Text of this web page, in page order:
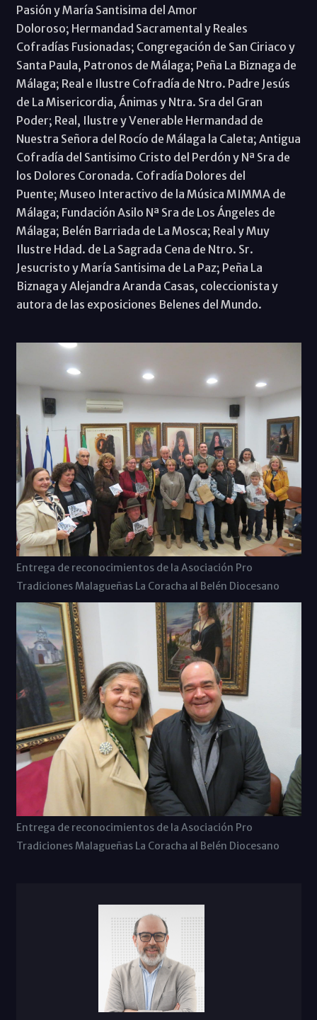
Pasión y María Santisima del Amor
Doloroso; Hermandad Sacramental y Reales
Cofradías Fusionadas; Congregación de San Ciriaco y
Santa Paula, Patronos de Málaga; Peña La Biznaga de
Málaga; Real e Ilustre Cofradía de Ntro. Padre Jesús
de La Misericordia, Ánimas y Ntra. Sra del Gran
Poder; Real, Ilustre y Venerable Hermandad de
Nuestra Señora del Rocío de Málaga la Caleta; Antigua
Cofradía del Santisimo Cristo del Perdón y Nª Sra de
los Dolores Coronada. Cofradía Dolores del
Puente; Museo Interactivo de la Música MIMMA de
Málaga; Fundación Asilo Nª Sra de Los Ángeles de
Málaga; Belén Barriada de La Mosca; Real y Muy
Ilustre Hdad. de La Sagrada Cena de Ntro. Sr.
Jesucristo y María Santisima de La Paz; Peña La
Biznaga y Alejandra Aranda Casas, coleccionista y
autora de las exposiciones Belenes del Mundo.
Entrega de reconocimientos de la Asociación Pro
Tradiciones Malagueñas La Coracha al Belén Diocesano
Entrega de reconocimientos de la Asociación Pro
Tradiciones Malagueñas La Coracha al Belén Diocesano